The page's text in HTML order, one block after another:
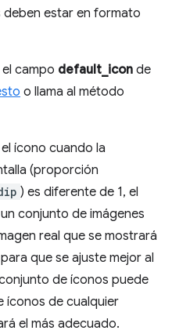
deben estar en formato
campo default_icon de
o llama al método
ícono cuando la
(proporción
) es diferente de 1, el
conjunto de imágenes
real que se mostrará
que se ajuste mejor al
de íconos puede
íconos de cualquier
el más adecuado.